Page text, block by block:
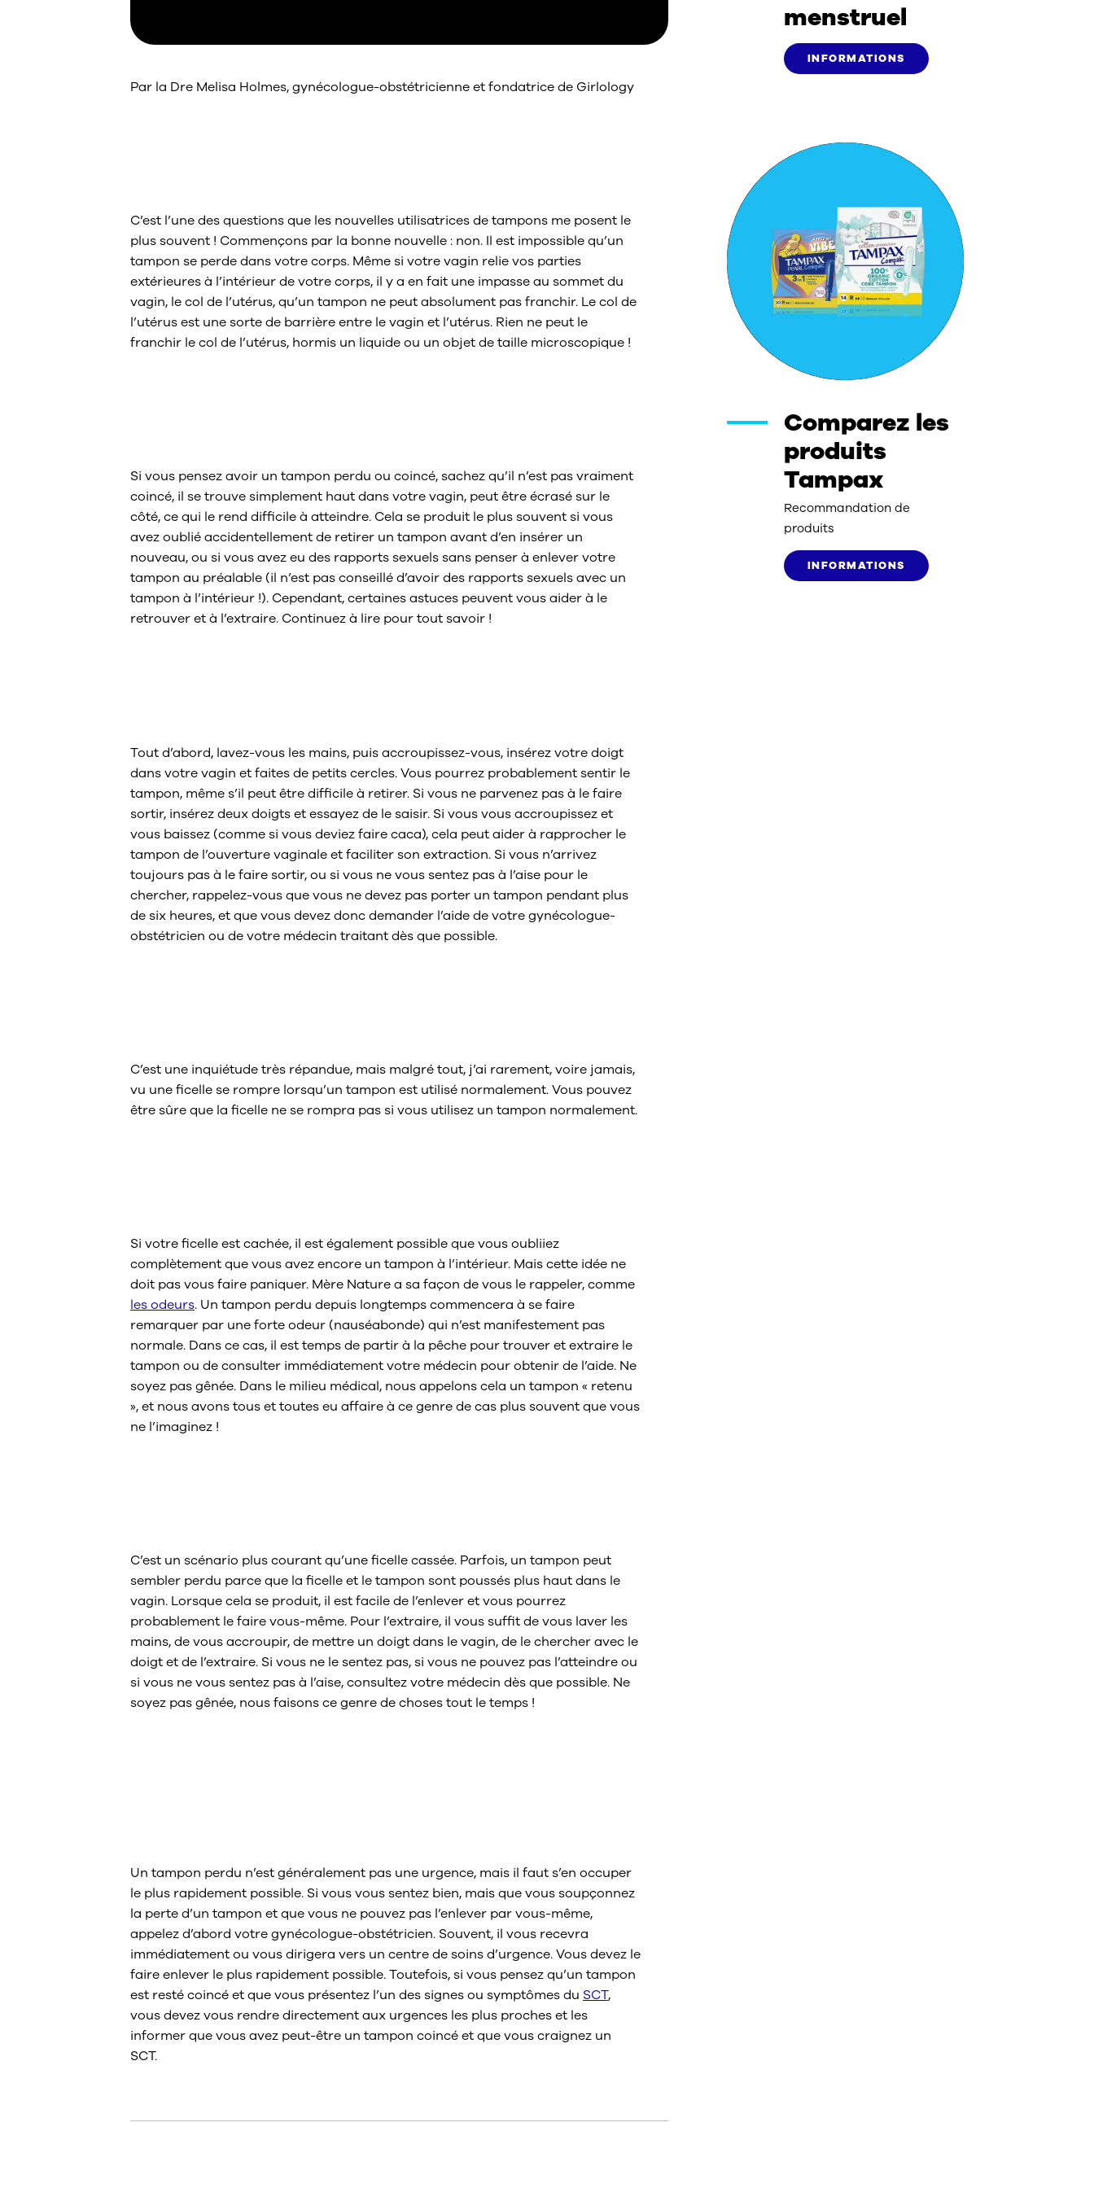
Par la Dre Melisa Holmes, gynécologue-obstétricienne et fondatrice de Girlology
C’est l’une des questions que les nouvelles utilisatrices de tampons me posent le
plus souvent ! Commençons par la bonne nouvelle : non. Il est impossible qu’un
tampon se perde dans votre corps. Même si votre vagin relie vos parties
extérieures à l’intérieur de votre corps, il y a en fait une impasse au sommet du
vagin, le col de l’utérus, qu’un tampon ne peut absolument pas franchir. Le col de
l’utérus est une sorte de barrière entre le vagin et l’utérus. Rien ne peut le
franchir le col de l’utérus, hormis un liquide ou un objet de taille microscopique !
Si vous pensez avoir un tampon perdu ou coincé, sachez qu’il n’est pas vraiment
coincé, il se trouve simplement haut dans votre vagin, peut être écrasé sur le
côté, ce qui le rend difficile à atteindre. Cela se produit le plus souvent si vous
avez oublié accidentellement de retirer un tampon avant d’en insérer un
nouveau, ou si vous avez eu des rapports sexuels sans penser à enlever votre
tampon au préalable (il n’est pas conseillé d’avoir des rapports sexuels avec un
tampon à l’intérieur !). Cependant, certaines astuces peuvent vous aider à le
retrouver et à l’extraire. Continuez à lire pour tout savoir !
Tout d’abord, lavez-vous les mains, puis accroupissez-vous, insérez votre doigt
dans votre vagin et faites de petits cercles. Vous pourrez probablement sentir le
tampon, même s’il peut être difficile à retirer. Si vous ne parvenez pas à le faire
sortir, insérez deux doigts et essayez de le saisir. Si vous vous accroupissez et
vous baissez (comme si vous deviez faire caca), cela peut aider à rapprocher le
tampon de l’ouverture vaginale et faciliter son extraction. Si vous n’arrivez
toujours pas à le faire sortir, ou si vous ne vous sentez pas à l’aise pour le
chercher, rappelez-vous que vous ne devez pas porter un tampon pendant plus
de six heures, et que vous devez donc demander l’aide de votre gynécologue-
obstétricien ou de votre médecin traitant dès que possible.
C’est une inquiétude très répandue, mais malgré tout, j’ai rarement, voire jamais,
vu une ficelle se rompre lorsqu’un tampon est utilisé normalement. Vous pouvez
être sûre que la ficelle ne se rompra pas si vous utilisez un tampon normalement.
Si votre ficelle est cachée, il est également possible que vous oubliiez
complètement que vous avez encore un tampon à l’intérieur. Mais cette idée ne
doit pas vous faire paniquer. Mère Nature a sa façon de vous le rappeler, comme
les odeurs. Un tampon perdu depuis longtemps commencera à se faire
remarquer par une forte odeur (nauséabonde) qui n’est manifestement pas
normale. Dans ce cas, il est temps de partir à la pêche pour trouver et extraire le
tampon ou de consulter immédiatement votre médecin pour obtenir de l’aide. Ne
soyez pas gênée. Dans le milieu médical, nous appelons cela un tampon « retenu
», et nous avons tous et toutes eu affaire à ce genre de cas plus souvent que vous
ne l’imaginez !
C’est un scénario plus courant qu’une ficelle cassée. Parfois, un tampon peut
sembler perdu parce que la ficelle et le tampon sont poussés plus haut dans le
vagin. Lorsque cela se produit, il est facile de l’enlever et vous pourrez
probablement le faire vous-même. Pour l’extraire, il vous suffit de vous laver les
mains, de vous accroupir, de mettre un doigt dans le vagin, de le chercher avec le
doigt et de l’extraire. Si vous ne le sentez pas, si vous ne pouvez pas l’atteindre ou
si vous ne vous sentez pas à l’aise, consultez votre médecin dès que possible. Ne
soyez pas gênée, nous faisons ce genre de choses tout le temps !
Un tampon perdu n’est généralement pas une urgence, mais il faut s’en occuper
le plus rapidement possible. Si vous vous sentez bien, mais que vous soupçonnez
la perte d’un tampon et que vous ne pouvez pas l’enlever par vous-même,
appelez d’abord votre gynécologue-obstétricien. Souvent, il vous recevra
immédiatement ou vous dirigera vers un centre de soins d’urgence. Vous devez le
faire enlever le plus rapidement possible. Toutefois, si vous pensez qu’un tampon
est resté coincé et que vous présentez l’un des signes ou symptômes du SCT,
vous devez vous rendre directement aux urgences les plus proches et les
informer que vous avez peut-être un tampon coincé et que vous craignez un
SCT.
menstruel
INFORMATIONS
Comparez les
produits
Tampax
Recommandation de
produits
INFORMATIONS